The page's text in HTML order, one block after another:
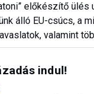
előkészítő ülés
álló EU-csúcs, a
valamint
indul!